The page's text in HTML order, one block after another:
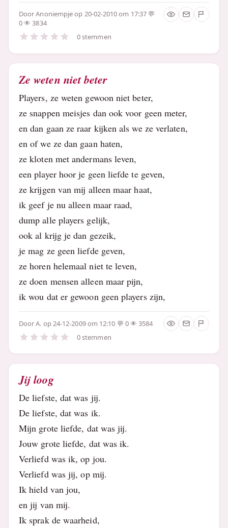
DoorAnoniempjeop 20-02-2010 om 17:37
0
3834
0 stemmen
Ze weten niet beter
Players, ze weten gewoon niet beter,
ze snappen meisjes dan ook voor geen meter,
en dan gaan ze raar kijken als we ze verlaten,
en of we ze dan gaan haten,
ze kloten met andermans leven,
een player hoor je geen liefde te geven,
ze krijgen van mij alleen maar haat,
ik geef je nu alleen maar raad,
dump alle players gelijk,
ook al krijg je dan gezeik,
je mag ze geen liefde geven,
ze horen helemaal niet te leven,
ze doen mensen alleen maar pijn,
ik wou dat er gewoon geen players zijn,
DoorA. op 24-12-2009 om 12:10 0
3584
0 stemmen
Jij loog
De liefste, dat was jij.
De liefste, dat was ik.
Mijn grote liefde, dat was jij.
Jouw grote liefde, dat was ik.
Verliefd was ik, op jou.
Verliefd was jij, op mij.
Ik hield van jou,
en jij van mij.
Ik sprak de waarheid,